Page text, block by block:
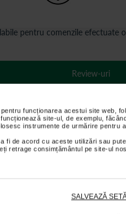
funcționarea acestui site web,
site-ul, de exemplu,
instrumente de urmărire pentru
fi de acord cu aceste utilizări sau
retrage consimțământul pe site-ul
SALVEAZĂ
pentru comenzile efectuate
de castravete:
acid hialuronic si miere de
E;
Review-uri